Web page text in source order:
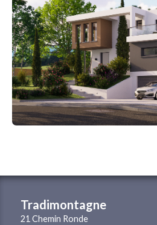
Tradimontagne
21 Chemin Ronde